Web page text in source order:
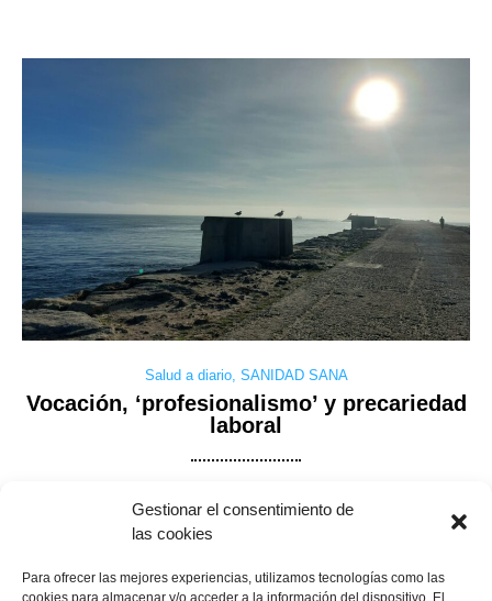
Gestionar el consentimiento de
las cookies
Para ofrecer las mejores experiencias, utilizamos tecnologías como las
cookies para almacenar y/o acceder a la información del dispositivo. El
Salud a diario, SANIDAD SANA
Vocación, ‘profesionalismo’ y precariedad
laboral
Dice Leonardo Sciascia en una nota al final de ‘La bruja y el
capitán’ que lo que él hace, escribir, no se puede considerar un
hacer”. Es frecuente disfrutar con el ejercicio de un determinado